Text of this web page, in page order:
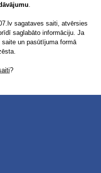
sagataves saiti, atvērsies
saglabāto informāciju. Ja
un pasūtījuma formā
?